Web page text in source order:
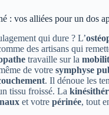
: vos alliées pour un dos
qui dure ? L’
des artisans qui
travaille sur la
de votre symphyse
. Il dénoue les
tissu froissé. La
et votre périnée, tout